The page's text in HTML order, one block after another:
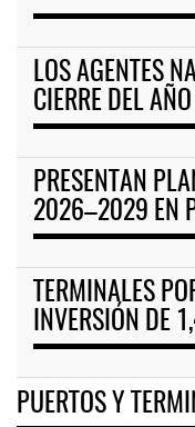
LOS AGENTES
CIERRE DEL
PRESENTAN
2026–2029 EN
TERMINALES
INVERSIÓN DE
PUERTOS Y